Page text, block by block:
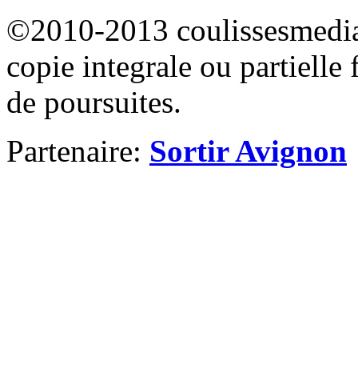
©2010-2013
copie integrale ou partielle
de poursuites.
Partenaire: Sortir Avignon